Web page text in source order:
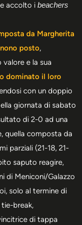
accolto i beachers
da Margherita
posto,
e la sua
dominato il loro
con un doppio
giornata di sabato
di 2-0 ad una
quella composta da
parziali (21-18, 21-
saputo reagire,
di Meniconi/Galazzo
solo al termine di
break,
di tappa